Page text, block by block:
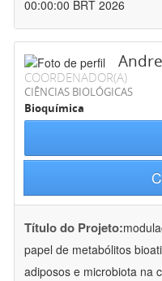
00:00:00 BRT 2026
COORDENADOR(A)
CIÊNCIAS BIOLÓGICAS
Bioquímica
Título do Projeto:
papel de metabólitos
adiposos e microbiota na